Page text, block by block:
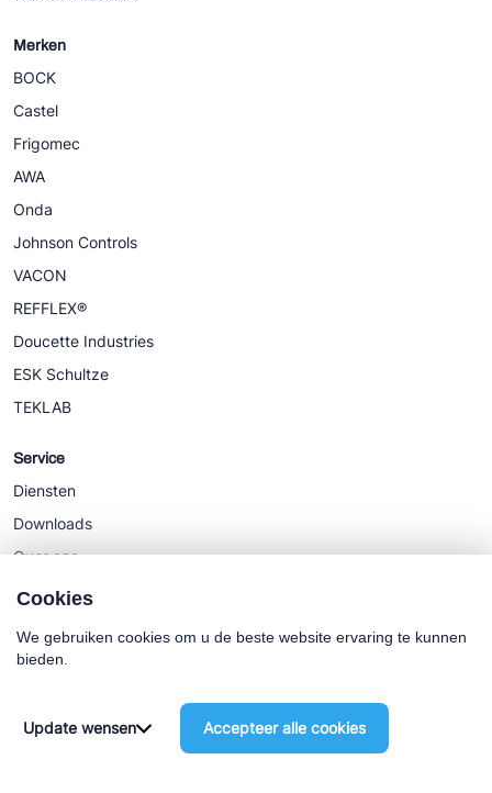
Merken
BOCK
Castel
Frigomec
AWA
Onda
Johnson Controls
VACON
REFFLEX®
Doucette Industries
ESK Schultze
TEKLAB
Service
Diensten
Downloads
Over ons
Nieuws
Algemene Voorwaarden
Cookies
We gebruiken cookies om u de beste website ervaring te kunnen
bieden.
Update wensen Accepteer alle cookies